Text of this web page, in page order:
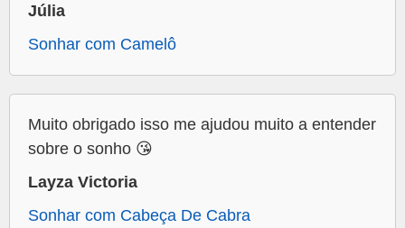
Júlia
Sonhar com Camelô
Muito obrigado isso me ajudou muito a entender
sobre o sonho 😘
Layza Victoria
Sonhar com Cabeça De Cabra